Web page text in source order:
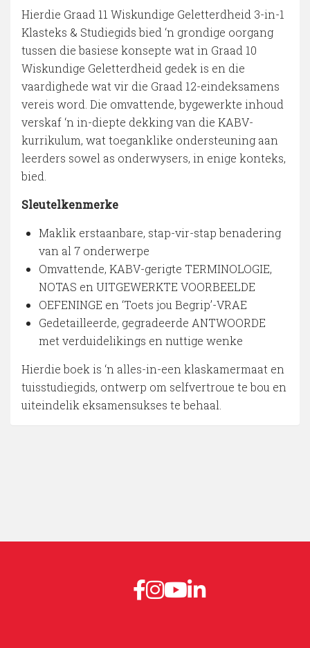
Hierdie Graad 11 Wiskundige Geletterdheid 3-in-1
Klasteks & Studiegids bied ‘n grondige oorgang
tussen die basiese konsepte wat in Graad 10
Wiskundige Geletterdheid gedek is en die
vaardighede wat vir die Graad 12-eindeksamens
vereis word. Die omvattende, bygewerkte inhoud
verskaf ‘n in-diepte dekking van die KABV-
kurrikulum, wat toeganklike ondersteuning aan
leerders sowel as onderwysers, in enige konteks,
bied.
Sleutelkenmerke
Maklik erstaanbare, stap-vir-stap benadering
van al 7 onderwerpe
Omvattende, KABV-gerigte TERMINOLOGIE,
NOTAS en UITGEWERKTE VOORBEELDE
OEFENINGE en ‘Toets jou Begrip’-VRAE
Gedetailleerde, gegradeerde ANTWOORDE
met verduidelikings en nuttige wenke
Hierdie boek is ‘n alles-in-een klaskamermaat en
tuisstudiegids, ontwerp om selfvertroue te bou en
uiteindelik eksamensukses te behaal.